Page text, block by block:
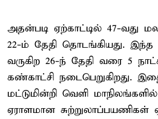
அதன்படி ஏற்காட்டில் 47-வது
22-ம் தேதி தொடங்கியது.
வருகிற 26-ந் தேதி வரை 5
கண்காட்சி நடைபெறுகிறது.
மட்டுமின்றி வெளி
ஏராளமான சுற்றுலாப்பயணிகள்